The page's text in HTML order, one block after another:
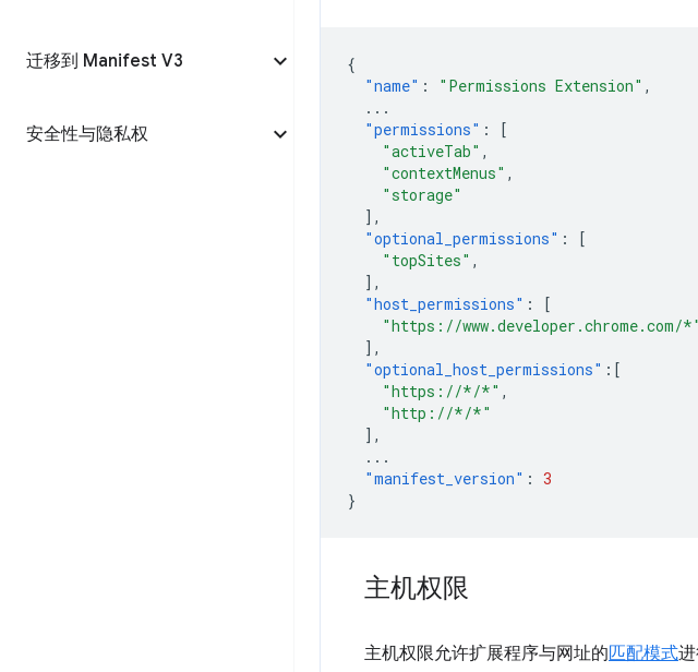
迁移到 Manifest V3
安全性与隐私权
{
"name" : "Permissions Extension" ,
...
"permissions" :
[
"activeTab" ,
"contextMenus" ,
"storage"
],
"optional_permissions" :
[
"topSites" ,
],
"host_permissions" :
[
"https://www.developer.chrome.com/*"
],
"optional_host_permissions" :[
"https://*/*" ,
"http://*/*"
],
...
"manifest_version" : 3
}
主机权限
主机权限允许扩展程序与网址的匹配模式